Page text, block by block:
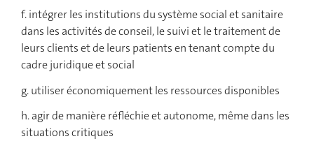
f. intégrer les institutions du système social et sanitaire
dans les activités de conseil, le suivi et le traitement de
leurs clients et de leurs patients en tenant compte du
cadre juridique et social
g. utiliser économiquement les ressources disponibles
h. agir de manière réfléchie et autonome, même dans les
situations critiques